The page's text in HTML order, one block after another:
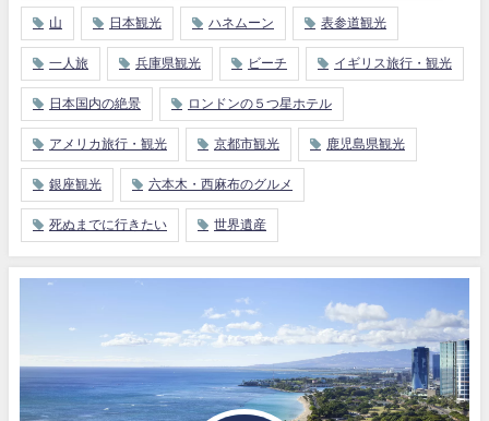
山 日本観光 ハネムーン 表参道観光
一人旅 兵庫県観光 ビーチ イギリス旅行・観光
日本国内の絶景 ロンドンの５つ星ホテル
アメリカ旅行・観光 京都市観光 鹿児島県観光
銀座観光 六本木・西麻布のグルメ
死ぬまでに行きたい 世界遺産